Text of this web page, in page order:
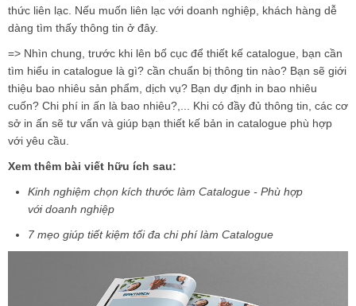
thức liên lạc. Nếu muốn liên lạc với doanh nghiệp, khách hàng dễ
dàng tìm thấy thông tin ở đây.
=> Nhìn chung, trước khi lên bố cục để thiết kế catalogue, bạn cần
tìm hiểu in catalogue là gì? cần chuẩn bị thông tin nào? Bạn sẽ giới
thiệu bao nhiêu sản phẩm, dịch vụ? Bạn dự định in bao nhiêu
cuốn? Chi phí in ấn là bao nhiêu?,... Khi có đầy đủ thông tin, các cơ
sở in ấn sẽ tư vấn và giúp bạn thiết kế bản in catalogue phù hợp
với yêu cầu.
Xem thêm bài viết hữu ích sau:
Kinh nghiệm chọn kích thước làm Catalogue - Phù hợp
với doanh nghiệp
7 mẹo giúp tiết kiệm tối đa chi phí làm Catalogue